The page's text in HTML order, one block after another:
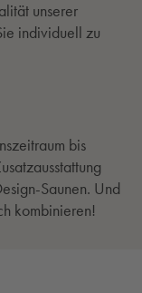
unserer
individuell zu
bis
Saunen. Und
kombinieren!